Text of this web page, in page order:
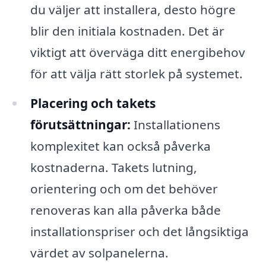
du väljer att installera, desto högre
blir den initiala kostnaden. Det är
viktigt att överväga ditt energibehov
för att välja rätt storlek på systemet.
Placering och takets
förutsättningar: Installationens
komplexitet kan också påverka
kostnaderna. Takets lutning,
orientering och om det behöver
renoveras kan alla påverka både
installationspriser och det långsiktiga
värdet av solpanelerna.